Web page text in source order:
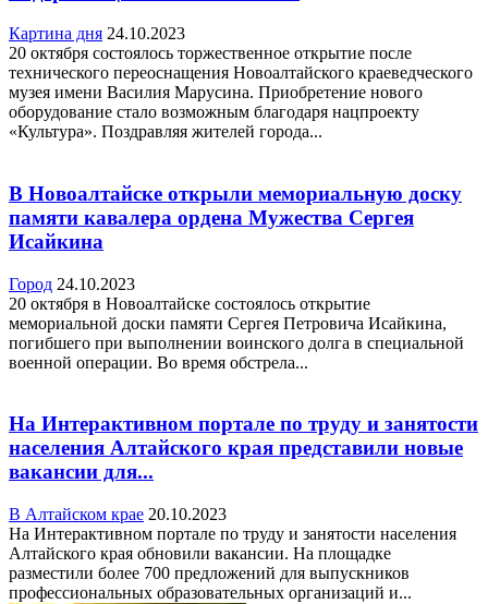
Картина дня 24.10.2023
20 октября состоялось торжественное открытие после
технического переоснащения Новоалтайского краеведческого
музея имени Василия Марусина. Приобретение нового
оборудование стало возможным благодаря нацпроекту
«Культура». Поздравляя жителей города...
В Новоалтайске открыли мемориальную доску
памяти кавалера ордена Мужества Сергея
Исайкина
Город 24.10.2023
20 октября в Новоалтайске состоялось открытие
мемориальной доски памяти Сергея Петровича Исайкина,
погибшего при выполнении воинского долга в специальной
военной операции. Во время обстрела...
На Интерактивном портале по труду и занятости
населения Алтайского края представили новые
вакансии для...
В Алтайском крае 20.10.2023
На Интерактивном портале по труду и занятости населения
Алтайского края обновили вакансии. На площадке
разместили более 700 предложений для выпускников
профессиональных образовательных организаций и...